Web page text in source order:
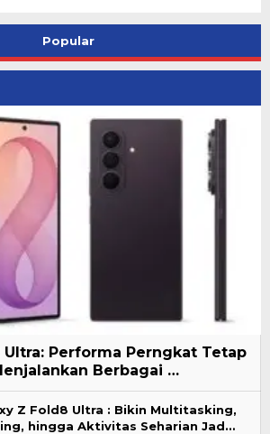
Popular
Ultra: Performa Perngkat Tetap
Berbagai …
Z Fold8 Ultra : Bikin Multitasking,
hingga Aktivitas Seharian Jad…